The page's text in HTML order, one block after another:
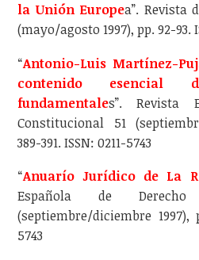
la Unión Europea”. Revista
(mayo/agosto 1997), pp. 92-93.
“Antonio-Luis Martínez-
contenido esencial
fundamentales”. Revista
Constitucional 51
389-391. ISSN: 0211-5743
“Anuarío Jurídico de La
Española de
(septiembre/diciembre 1997),
5743